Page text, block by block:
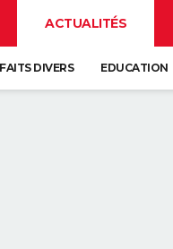
ACTUALITÉS
FAITS DIVERS EDUCATION